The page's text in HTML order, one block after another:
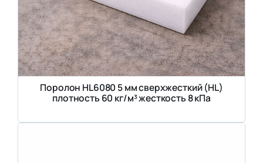
Поролон HL6080 5 мм сверхжесткий (HL)
плотность 60 кг/м³ жесткость 8 кПа